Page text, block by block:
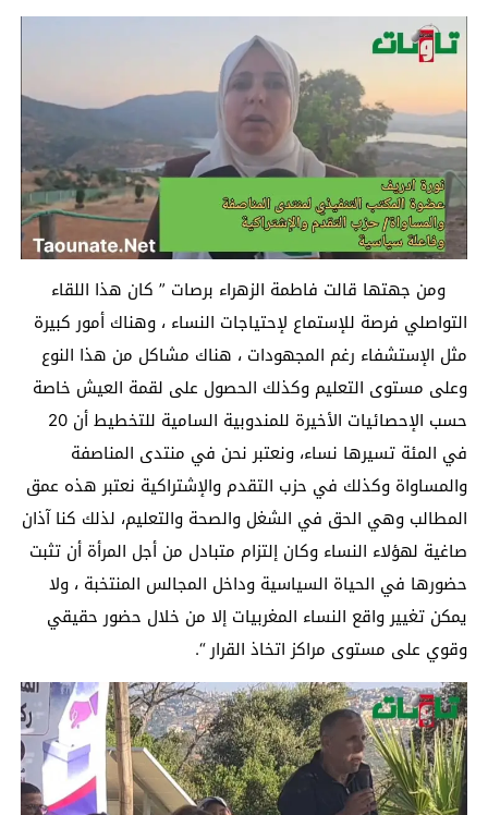
ومن جهتها قالت فاطمة الزهراء برصات ” كان هذا اللقاء
التواصلي فرصة للإستماع لإحتياجات النساء ، وهناك أمور كبيرة
مثل الإستشفاء رغم المجهودات ، هناك مشاكل من هذا النوع
وعلى مستوى التعليم وكذلك الحصول على لقمة العيش خاصة
حسب الإحصائيات الأخيرة للمندوبية السامية للتخطيط أن 20
في المئة تسيرها نساء، ونعتبر نحن في منتدى المناصفة
والمساواة وكذلك في حزب التقدم والإشتراكية نعتبر هذه عمق
المطالب وهي الحق في الشغل والصحة والتعليم، لذلك كنا آذان
صاغية لهؤلاء النساء وكان إلتزام متبادل من أجل المرأة أن تثبت
حضورها في الحياة السياسية وداخل المجالس المنتخبة ، ولا
يمكن تغيير واقع النساء المغربيات إلا من خلال حضور حقيقي
وقوي على مستوى مراكز اتخاذ القرار “.